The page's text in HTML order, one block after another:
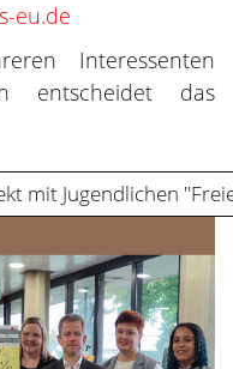
eu.de
Interessenten
entscheidet das
mit Jugendlichen